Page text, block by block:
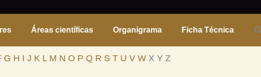
Áreas científicas Organigrama Ficha Técnica
G H I J K L M N O P Q R S T U V W X Y Z